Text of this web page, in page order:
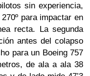
sin experiencia,
para impactar en
recta. La segunda
antes del colapso
para un Boeing 757
de ala a ala 38